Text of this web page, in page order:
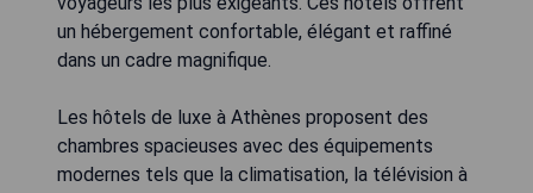
un hébergement confortable, élégant et raffiné
dans un cadre magnifique.
Les hôtels de luxe à Athènes proposent des
chambres spacieuses avec des équipements
modernes tels que la climatisation, la télévision à